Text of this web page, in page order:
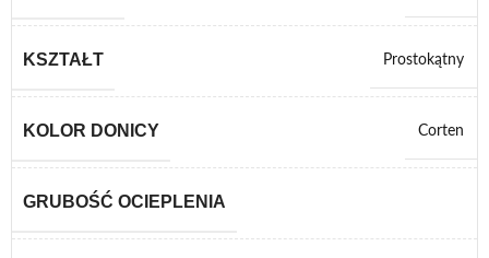
KSZTAŁT Prostokątny
KOLOR DONICY Corten
GRUBOŚĆ OCIEPLENIA